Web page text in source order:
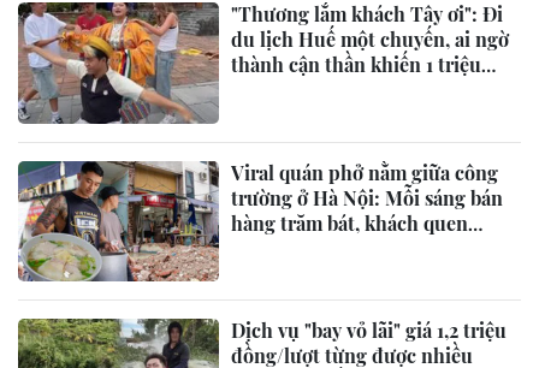
"Thương lắm khách Tây ơi": Đi
du lịch Huế một chuyến, ai ngờ
thành cận thần khiến 1 triệu
Viral quán phở nằm giữa công
trường ở Hà Nội: Mỗi sáng bán
hàng trăm bát, khách quen
Dịch vụ "bay vỏ lãi" giá 1,2 triệu
đồng/lượt từng được nhiều